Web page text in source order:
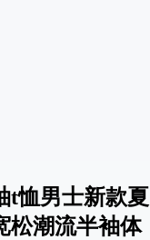
t恤男士新款夏
松潮流半袖体